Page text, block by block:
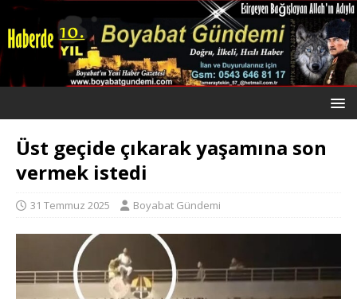
Üst geçide çıkarak yaşamına son
vermek istedi
31 Temmuz 2025 Boyabat Gündemi